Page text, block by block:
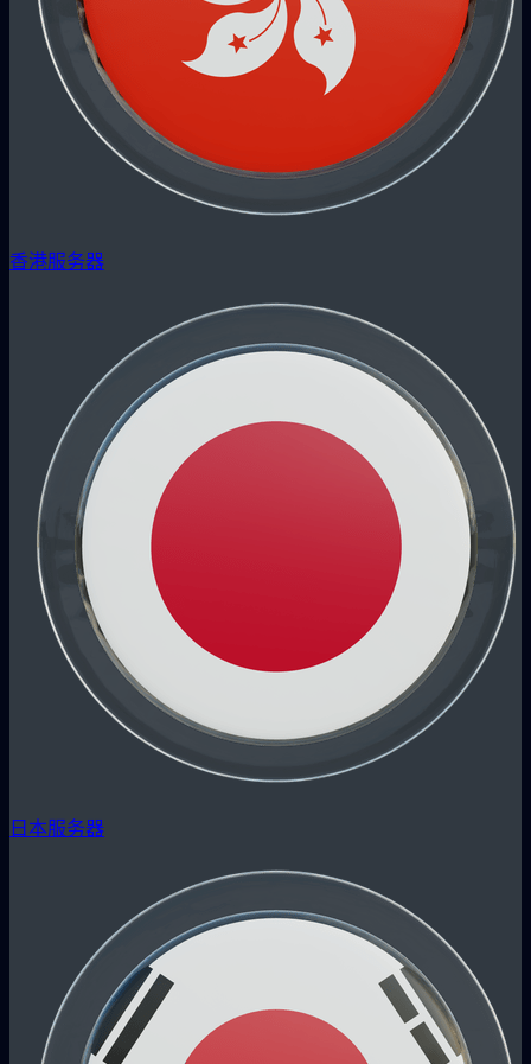
香港服务器
日本服务器